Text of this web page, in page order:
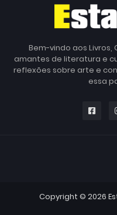
Bem-vindo aos Livros,
amantes de literatura e
reflexões sobre arte e
essa
Copyright © 2026